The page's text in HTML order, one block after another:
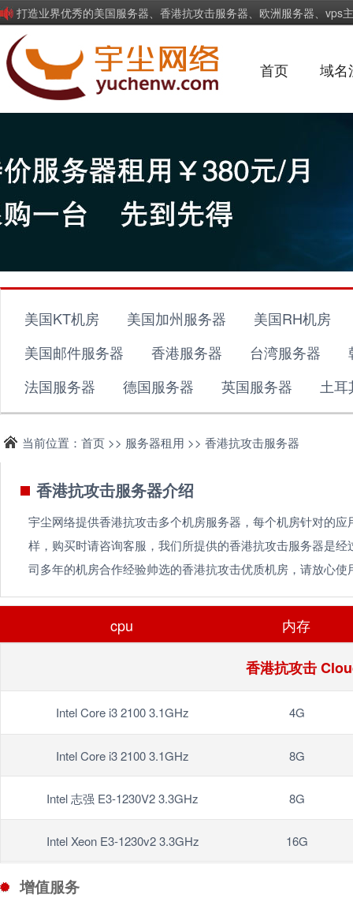
打造业界优秀的美国服务器、香港抗攻击服务器、欧洲服务器、vps
首页 域名
美国KT机房 美国加州服务器
美国RH机房
美国邮件服务器
香港服务器 台湾服务器
法国服务器
德国服务器 英国服务器 土
当前位置：首页 >> 服务器租用 >> 香港抗攻击服务器
香港抗攻击服务器介绍
宇尘网络提供香港抗攻击多个机房服务器，每个机房针对的应
样，购买时请咨询客服，我们所提供的香港抗攻击服务器是经
司多年的机房合作经验帅选的香港抗攻击优质机房，请放心使
cpu 内存
香港抗攻击
Intel Core i3 2100 3.1GHz 4G
Intel Core i3 2100 3.1GHz 8G
Intel 志强 E3-1230V2 3.3GHz 8G
Intel Xeon E3-1230v2 3.3GHz 16G
增值服务